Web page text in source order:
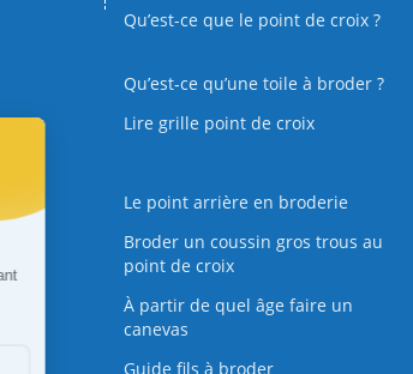
Qu’est-ce que le point de croix ?
Qu’est‑ce qu’une toile à broder ?
Lire grille point de croix
Le point arrière en broderie
Broder un coussin gros trous au
point de croix
À partir de quel âge faire un
canevas
Guide fils à broder